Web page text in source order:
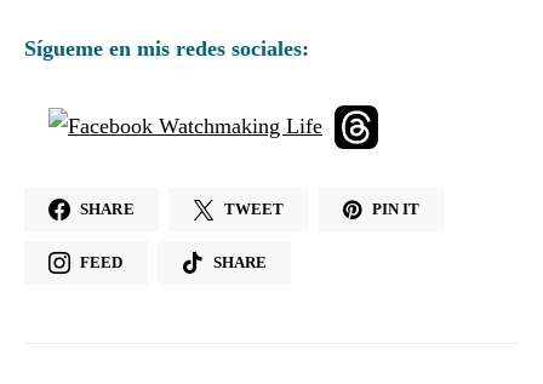
Sígueme en mis redes sociales:
SHARE TWEET PIN IT
FEED SHARE